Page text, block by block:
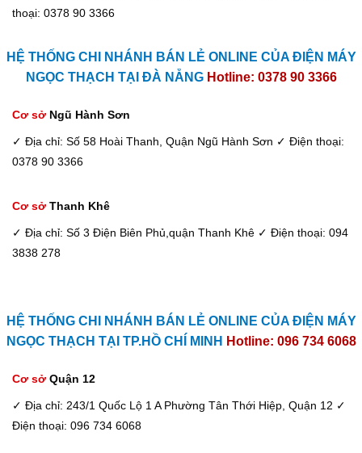
thoại: 0378 90 3366
HỆ THỐNG CHI NHÁNH BÁN LẺ ONLINE CỦA ĐIỆN MÁY
NGỌC THẠCH TẠI ĐÀ NẴNG Hotline: 0378 90 3366
Cơ sở Ngũ Hành Sơn
✓ Địa chỉ: Số 58 Hoài Thanh, Quận Ngũ Hành Sơn ✓ Điện thoại:
0378 90 3366
Cơ sở Thanh Khê
✓ Địa chỉ: Số 3 Điện Biên Phủ,quận Thanh Khê ✓ Điện thoại: 094
3838 278
HỆ THỐNG CHI NHÁNH BÁN LẺ ONLINE CỦA ĐIỆN MÁY
NGỌC THẠCH TẠI TP.HỒ CHÍ MINH Hotline: 096 734 6068
Cơ sở Quận 12
✓ Địa chỉ: 243/1 Quốc Lộ 1 A Phường Tân Thới Hiệp, Quận 12 ✓
Điện thoại: 096 734 6068